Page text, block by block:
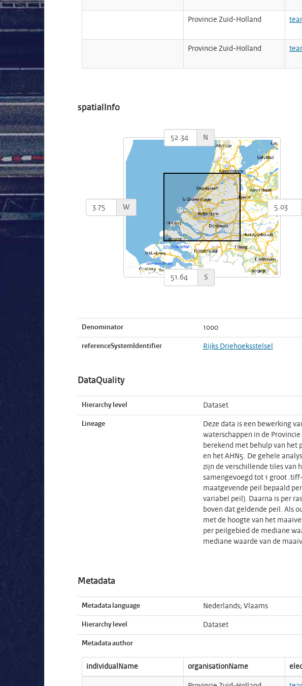
Provincie Zuid-Holland
Provincie Zuid-Holland
spatialInfo
N
S
W
Denominator 1000
referenceSystemIdentifier Rijks Driehoeksstelsel
DataQuality
Hierarchy level Dataset
Lineage
Deze data is een bewerking
waterschappen in de
berekend met behulp van het
en het AHN5. De gehele
zijn de verschillende tiles van
samengevoegd tot 1 groot
maatgevende peil bepaald
variabel peil). Daarna is per
boven dat geldende peil. Als
met de hoogte van het
per peilgebied de mediane
mediane waarde van de
Metadata
Metadata language Nederlands; Vlaams
Hierarchy level Dataset
Metadata author
individualName organisationName